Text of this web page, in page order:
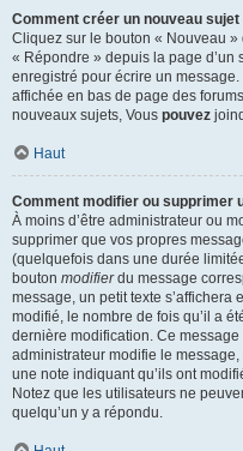
Comment créer un nouveau
Cliquez sur le bouton « Nouveau »
« Répondre » depuis la page d’un
enregistré pour écrire un
affichée en bas de page des
nouveaux sujets, Vous pouvez
Haut
Comment modifier ou supprimer
À moins d’être administrateur ou
supprimer que vos propres
(quelquefois dans une durée
bouton modifierdu message
message, un petit texte s’affichera
modifié, le nombre de fois qu’il a
dernière modification. Ce
administrateur modifie le
une note indiquant qu’ils ont
Notez que les utilisateurs ne
quelqu’un y a répondu.